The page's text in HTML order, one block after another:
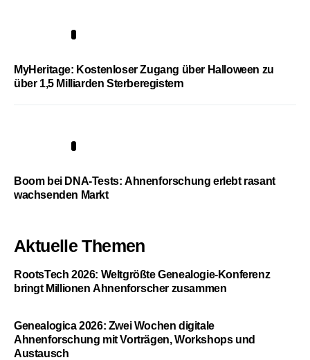
MyHeritage: Kostenloser Zugang über Halloween zu
über 1,5 Milliarden Sterberegistern
Boom bei DNA-Tests: Ahnenforschung erlebt rasant
wachsenden Markt
Aktuelle Themen
RootsTech 2026: Weltgrößte Genealogie-Konferenz
bringt Millionen Ahnenforscher zusammen
Genealogica 2026: Zwei Wochen digitale
Ahnenforschung mit Vorträgen, Workshops und
Austausch